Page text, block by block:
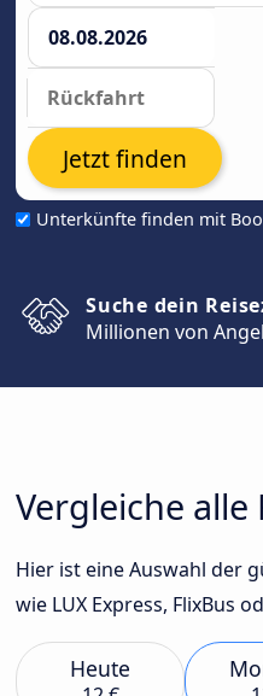
Unterkünfte finden mit
Jetzt finden
Suche dein
Millionen von
Vergleiche
Hier ist eine Auswahl der
wie LUX Express, FlixBus
Heute